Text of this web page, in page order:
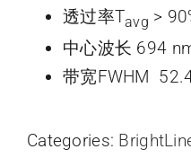
透过率Tavg >
中心波长 694
带宽FWHM
Categories: